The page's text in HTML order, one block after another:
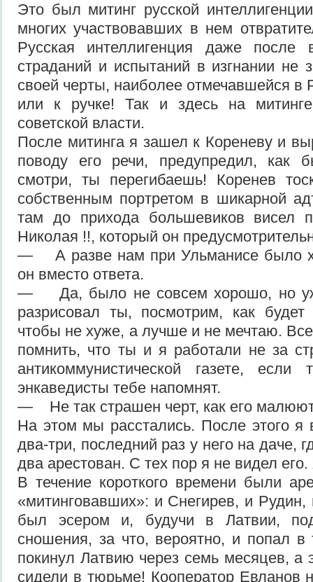
Это был митинг русской
многих участвовавших в нем
Русская интеллигенция даже после
страданий и испытаний в изгнании не
своей черты, наиболее отмечавшейся в
или к ручке! Так и здесь на
советской власти.
После митинга я зашел к Кореневу и
поводу его речи, предупредил, как
смотри, ты перегибаешь! Коренев
собственным портретом в шикарной
там до прихода большевиков висел
Николая !!, который он
— А разве нам при Ульманисе было
он вместо ответа.
— Да, было не совсем хорошо, но уж
разрисовал ты, посмотрим, как будет
чтобы не хуже, а лучше и не мечтаю.
помнить, что ты и я работали не за
антикоммунистической газете,
энкаведисты тебе напомнят.
— Не так страшен черт, как его
На этом мы расстались. После этого я
два-три, последний раз у него на даче,
два арестован. С тех пор я не видел
В течение короткого времени были
«митинговавших»: и Снегирев, и
был эсером и, будучи в Латвии,
сношения, за что, вероятно, и попал
покинул Латвию через семь месяцев, а
сидели в тюрьме! Кооператор Евланов